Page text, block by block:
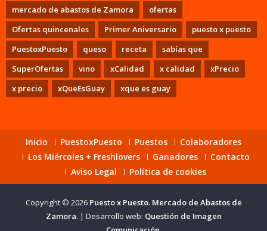
mercado de abastos de Zamora
ofertas
Ofertas quincenales
Primer Aniversario
puesto x puesto
PuestoxPuesto
queso receta
sabías que
SuperOfertas
vino xCalidad x calidad
xPrecio
x precio
xQueEsGuay xque es guay
Inicio PuestoxPuesto Puestos
Colaboradores
Los Miércoles + Freshlovers
Ganadores
Contacto
Aviso Legal
Política de cookies
Copyright © 2026 Puesto x Puesto. Mercado de Abastos de
Zamora. | Desarrollo web: Questión de Imagen